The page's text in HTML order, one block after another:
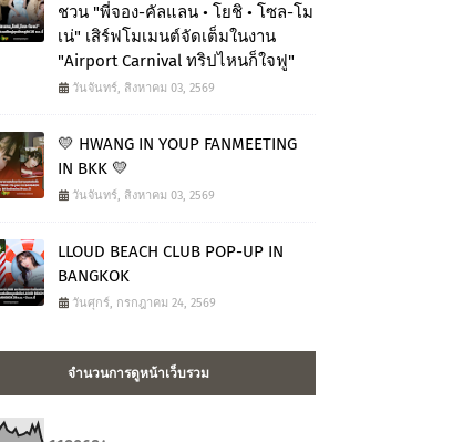
ชวน "พี่จอง-คัลแลน • โยชิ • โซล-โม
เน่" เสิร์ฟโมเมนต์จัดเต็มในงาน
"Airport Carnival ทริปไหนก็ใจฟู"
วันจันทร์, สิงหาคม 03, 2569
💛 HWANG IN YOUP FANMEETING
IN BKK 💛
วันจันทร์, สิงหาคม 03, 2569
LLOUD BEACH CLUB POP-UP IN
BANGKOK
วันศุกร์, กรกฎาคม 24, 2569
จำนวนการดูหน้าเว็บรวม